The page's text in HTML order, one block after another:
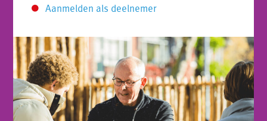
Aanmelden als deelnemer